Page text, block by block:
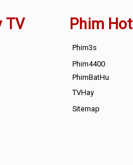
TV Phim Hot
Phim3s
Phim4400
PhimBatHu
TVHay
Sitemap